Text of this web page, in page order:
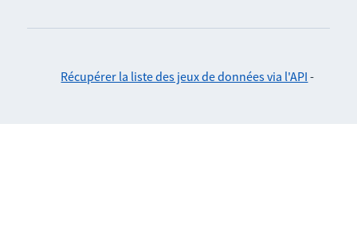
Récupérer la liste des jeux de données via l'API -